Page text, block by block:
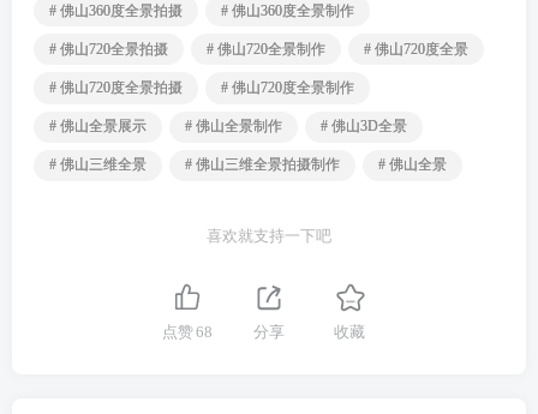
# 佛山360度全景拍摄 # 佛山360度全景制作
# 佛山720全景拍摄 # 佛山720全景制作 # 佛山720度全景
# 佛山720度全景拍摄 # 佛山720度全景制作
# 佛山全景展示 # 佛山全景制作 # 佛山3D全景
# 佛山三维全景 # 佛山三维全景拍摄制作 # 佛山全景
喜欢就支持一下吧
点赞68 分享 收藏